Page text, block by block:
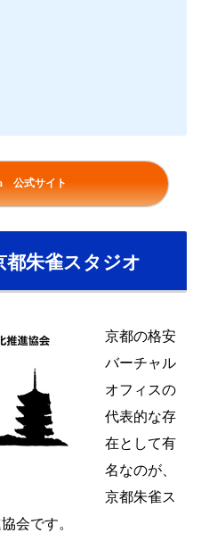
公式サイト
朱雀スタジオ
京都の格安
バーチャル
オフィスの
代表的な存
在として有
名なのが、
京都朱雀ス
会です。